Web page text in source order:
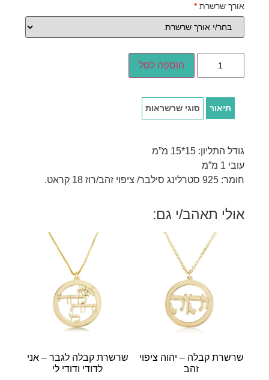
אורך שרשרת*
הוספה לסל
תיאור סוגי שרשראות
גודל התליון: 15*15 מ”מ
עובי 1 מ”מ
חומר: 925 סטרלינג סילבר/ ציפוי זהב/רוז 18 קראט.
אולי תאהב/י גם:
שרשרת קבלה – יהוה ציפוי
זהב
שרשרת קבלה לגבר – אני
לדודי ודודי לי